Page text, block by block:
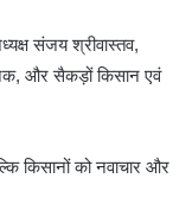
संजय श्रीवास्तव,
और सैकड़ों किसान एवं
किसानों को नवाचार और